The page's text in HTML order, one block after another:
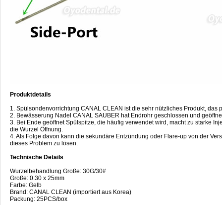
Produktdetails
1. Spülsondenvorrichtung CANAL CLEAN ist die sehr nützliches Produkt,
2. Bewässerung Nadel CANAL SAUBER hat Endrohr geschlossen und
3. Bei Ende geöffnet Spülspitze, die häufig verwendet wird, macht zu starke
die Wurzel Öffnung.
4. Als Folge davon kann die sekundäre Entzündung oder Flare-up von der
dieses Problem zu lösen.
Technische Details
Wurzelbehandlung Große: 30G/30#
Große: 0.30 x 25mm
Farbe: Gelb
Brand: CANAL CLEAN (importiert aus Korea)
Packung: 25PCS/box